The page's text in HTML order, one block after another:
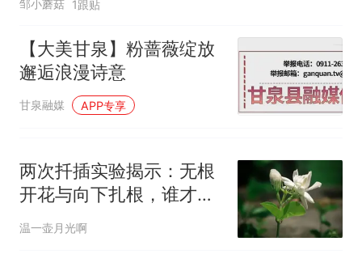
邹小蘑菇 1跟贴
【大美甘泉】粉蔷薇绽放
邂逅浪漫诗意
甘泉融媒 APP专享
两次扦插实验揭示：无根
开花与向下扎根，谁才是
真生长？
温一壶月光啊